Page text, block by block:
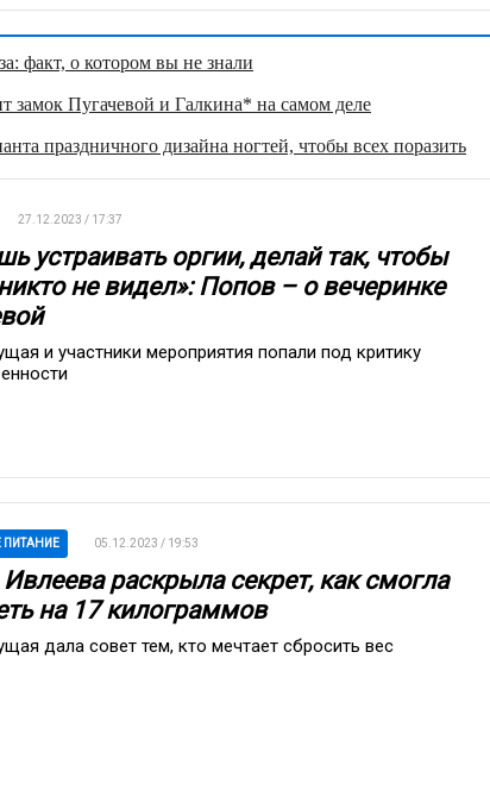
факт, о котором вы не знали
замок Пугачевой и Галкина* на самом деле
праздничного дизайна ногтей, чтобы всех поразить
27.12.2023 / 17:37
устраивать оргии, делай так, чтобы
не видел»: Попов – о вечеринке
и участники мероприятия попали под критику
ПИТАНИЕ 05.12.2023 / 19:53
раскрыла секрет, как смогла
на 17 килограммов
дала совет тем, кто мечтает сбросить вес